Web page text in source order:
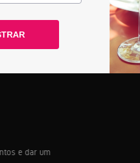
e dar um